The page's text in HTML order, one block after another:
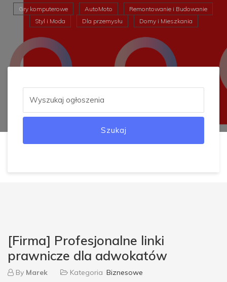
Gry komputerowe AutoMoto
Remontowanie i Budowanie
Styl i Moda
Dla przemysłu Domy i Mieszkania
Szukaj
[Firma] Profesjonalne linki
prawnicze dla adwokatów
By Marek Kategoria Biznesowe